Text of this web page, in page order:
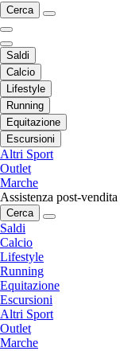
Cerca
Saldi
Calcio
Lifestyle
Running
Equitazione
Escursioni
Altri Sport
Outlet
Marche
Assistenza post-
Cerca
Saldi
Calcio
Lifestyle
Running
Equitazione
Escursioni
Altri Sport
Outlet
Marche